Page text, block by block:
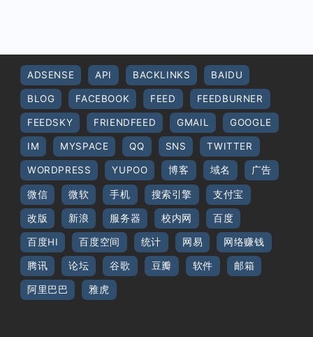
ADSENSE API BACKLINKS BAIDU
BLOG FACEBOOK FEED FEEDBURNER
FEEDSKY FRIENDFEED GMAIL GOOGLE
IM MYSPACE QQ SNS TWITTER
WORDPRESS YUPOO 博客 域名 广告
微信 微软 手机 搜索引擎 支付宝
改版 新浪 服务器 校内网 百度
百度HI 百度空间 统计 网易 网络赚钱
腾讯 论坛 谷歌 豆瓣 软件 邮箱
阿里巴巴 雅虎